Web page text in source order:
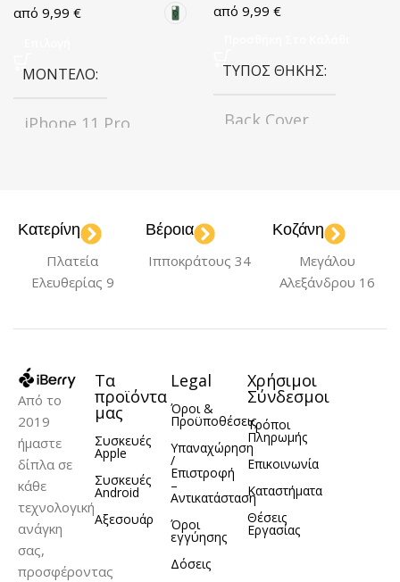
9,99 €
ΜΟΝΤΈΛΟ
iPhone 11 Pro
Black,Green Pink
ΤΎΠΟΣ ΘΉΚΗΣ
Back Cover
ΥΛΙΚΌ Σιλικόνη
9,99 €
ΤΎΠΟΣ ΘΉΚΗΣ
Back Cover
Transparent
ΜΟΝΤΈΛΟ
iPhone 11 Pro
ΥΛΙΚΌ TPU
Κατερίνη
Πλατεία
Ελευθερίας 9
Βέροια
Ιπποκράτους 34
Κοζάνη
Μεγάλου
Αλεξάνδρου 16
Από το
2019
ήμαστε
δίπλα σε
κάθε
τεχνολογική
ανάγκη
σας,
προσφέροντας
Τα
προϊόντα
μας
Συσκευές
Apple
Συσκευές
Android
Αξεσουάρ
Legal
Όροι &
Προϋποθέσεις
Υπαναχώρηση
/
Επιστροφή
–
Αντικατάσταση
Όροι
εγγύησης
Δόσεις
Χρήσιμοι
Σύνδεσμοι
Τρόποι
Πληρωμής
Επικοινωνία
Καταστήματα
Θέσεις
Εργασίας